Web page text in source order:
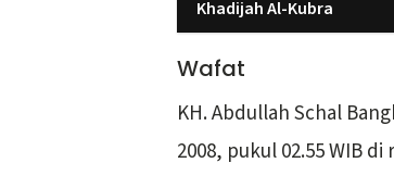
Khadijah Al-Kubra
Wafat
KH. Abdullah Schal
2008, pukul 02.55 WIB